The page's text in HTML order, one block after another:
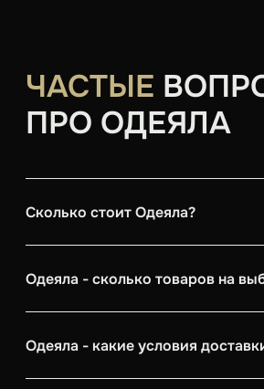
ЧАСТЫЕ
ПРО ОДЕЯЛА
Сколько стоит Одеяла?
Одеяла - сколько товаров на
Одеяла - какие условия